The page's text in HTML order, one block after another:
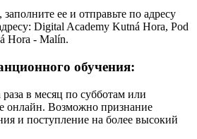
ее и отправьте по адресу
Digital Academy Kutná Hora, Pod
Hora - Malín.
обучения:
раза в месяц по субботам или
онлайн. Возможно признание
и поступление на более высокий